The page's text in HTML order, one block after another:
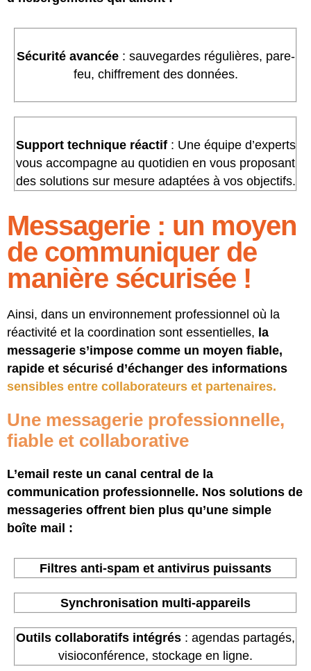
Sécurité avancée: sauvegardes régulières, pare-
feu, chiffrement des données.
Support technique réactif : Une équipe d’experts
vous accompagne au quotidien en vous proposant
des solutions sur mesure adaptées à vos objectifs.
Messagerie : un moyen
de communiquer de
manière sécurisée !
Ainsi, dans un environnement professionnel où la
réactivité et la coordination sont essentielles, la
messagerie s’impose comme un moyen fiable,
rapide et sécurisé d’échanger des informations
sensibles entre collaborateurs et partenaires.
Une messagerie professionnelle,
fiable et collaborative
L’email reste un canal central de la
communication professionnelle. Nos solutions de
messageries offrent bien plus qu’une simple
boîte mail :
Filtres anti-spam et antivirus puissants
Synchronisation multi-appareils
Outils collaboratifs intégrés : agendas partagés,
visioconférence, stockage en ligne.